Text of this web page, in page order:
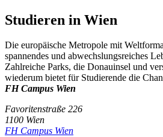
Studieren in Wien
Die europäische Metropole mit
spannendes und abwechslungsreiches
Zahlreiche Parks, die Donauinsel und
wiederum bietet für Studierende die
FH Campus Wien
Favoritenstraße 226
1100 Wien
FH Campus Wien